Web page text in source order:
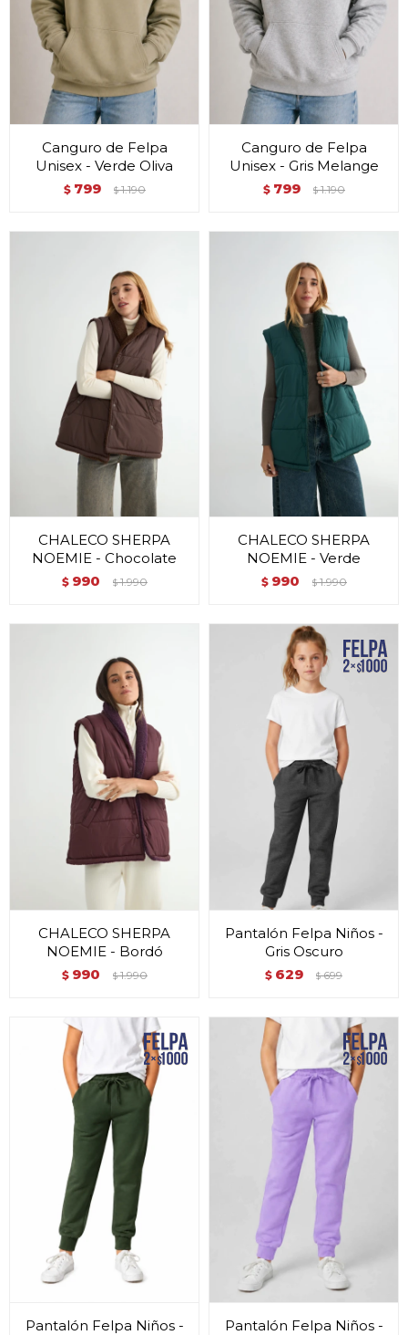
Canguro de Felpa
Unisex - Verde Oliva
$ 799 $ 1.190
Canguro de Felpa
Unisex - Gris Melange
$ 799 $ 1.190
CHALECO SHERPA
NOEMIE - Chocolate
$ 990 $ 1.990
CHALECO SHERPA
NOEMIE - Verde
$ 990 $ 1.990
CHALECO SHERPA
NOEMIE - Bordó
$ 990 $ 1.990
Pantalón Felpa Niños -
Gris Oscuro
$ 629 $ 699
Pantalón Felpa Niños - Pantalón Felpa Niños -